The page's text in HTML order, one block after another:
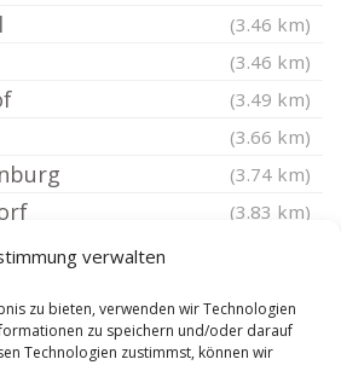
verwalten
zu bieten, verwenden wir Technologien
zu speichern und/oder darauf
Technologien zustimmst, können wir
(3.46 km)
(3.46 km)
(3.49 km)
(3.66 km)
(3.74 km)
(3.83 km)
(4.15 km)